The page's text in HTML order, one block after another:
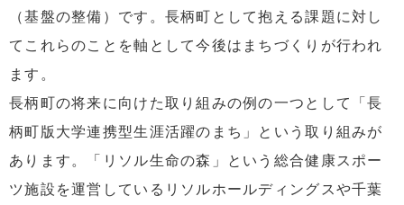
（基盤の整備）です。長柄町として抱える課題に対し
てこれらのことを軸として今後はまちづくりが行われ
ます。
長柄町の将来に向けた取り組みの例の一つとして「長
柄町版大学連携型生涯活躍のまち」という取り組みが
あります。「リソル生命の森」という総合健康スポー
ツ施設を運営しているリソルホールディングスや千葉